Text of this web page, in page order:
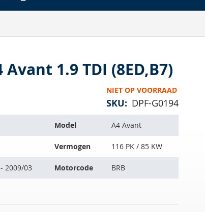
1.9 TDI (8ED,B7)
NIET OP VOORRAAD
SKU DPF-G0194
Model A4 Avant
Vermogen 116 PK / 85 KW
2009/03 Motorcode BRB